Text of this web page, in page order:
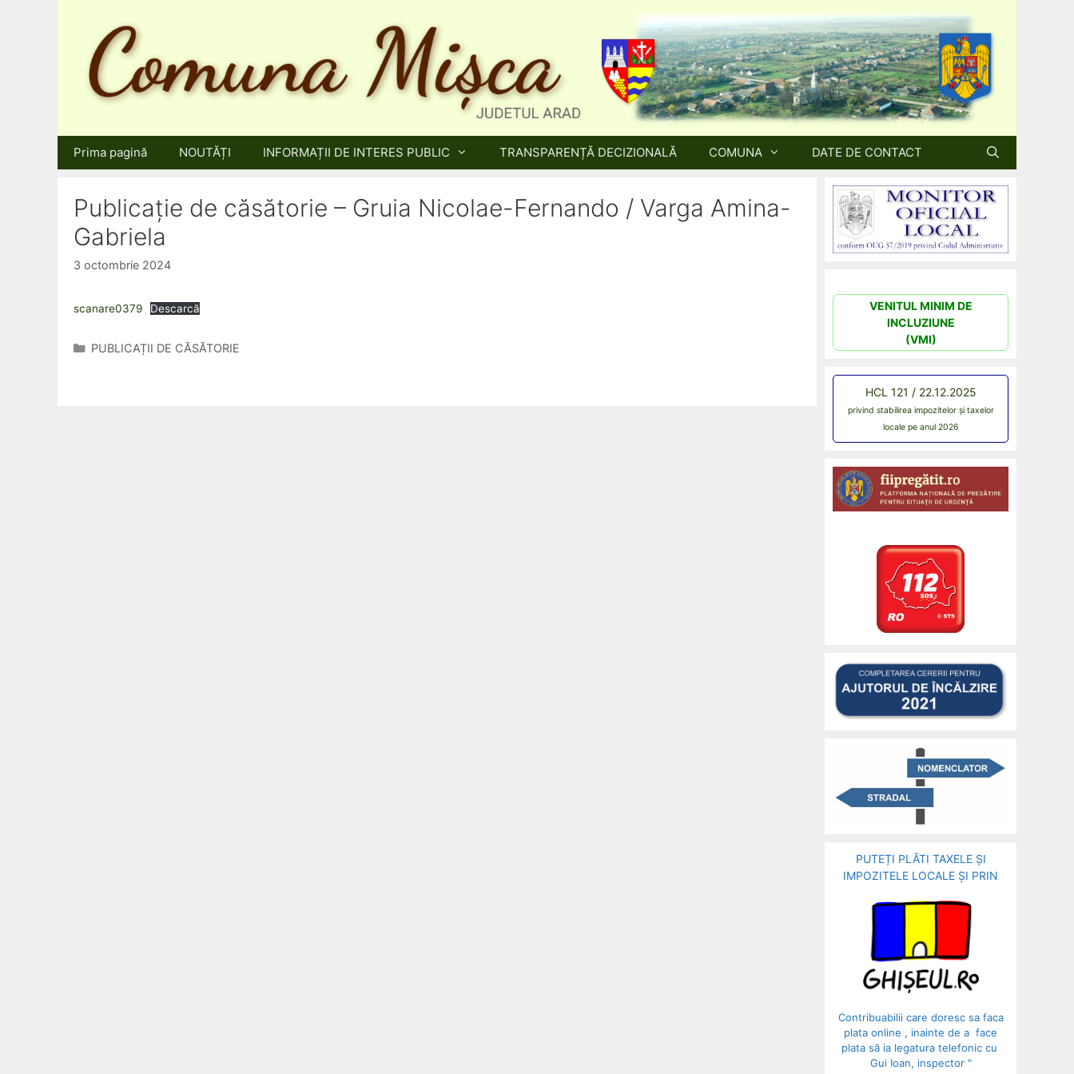
Prima pagină NOUTĂȚI INFORMAȚII DE INTERES PUBLIC TRANSPARENȚĂ DECIZIONALĂ COMUNA DATE DE CONTACT
Publicație de căsătorie – Gruia Nicolae-Fernando / Varga Amina-
Gabriela
3 octombrie 2024
scanare0379 Descarcă
Categorii
PUBLICAȚII DE CĂSĂTORIE
VENITUL MINIM DE
INCLUZIUNE
(VMI)
HCL 121 / 22.12.2025
privind stabilirea impozitelor și taxelor
locale pe anul 2026
PUTEȚI PLĂTI TAXELE ȘI
IMPOZITELE LOCALE ȘI PRIN
Contribuabilii care doresc sa faca
plata online , inainte de a face
plata să ia legatura telefonic cu
Gui Ioan, inspector "